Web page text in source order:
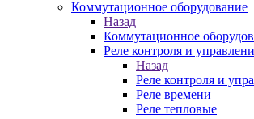
Коммутационное оборудование
Назад
Коммутационное
Реле контроля и
Назад
Реле контроля и
Реле времени
Реле тепловые